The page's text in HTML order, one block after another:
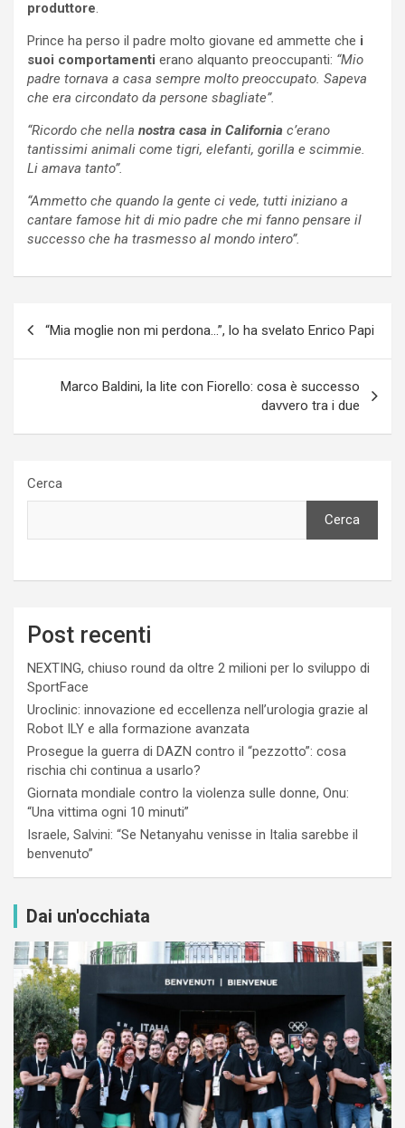
produttore.
Prince ha perso il padre molto giovane ed ammette che i
suoi comportamenti erano alquanto preoccupanti: “Mio
padre tornava a casa sempre molto preoccupato. Sapeva
che era circondato da persone sbagliate”.
“Ricordo che nella nostra casa in California c’erano
tantissimi animali come tigri, elefanti, gorilla e scimmie.
Li amava tanto”.
“Ammetto che quando la gente ci vede, tutti iniziano a
cantare famose hit di mio padre che mi fanno pensare il
successo che ha trasmesso al mondo intero”.
“Mia moglie non mi perdona…”, lo ha svelato Enrico Papi
Marco Baldini, la lite con Fiorello: cosa è successo
davvero tra i due
Cerca
Cerca
Post recenti
NEXTING, chiuso round da oltre 2 milioni per lo sviluppo di
SportFace
Uroclinic: innovazione ed eccellenza nell’urologia grazie al
Robot ILY e alla formazione avanzata
Prosegue la guerra di DAZN contro il “pezzotto”: cosa
rischia chi continua a usarlo?
Giornata mondiale contro la violenza sulle donne, Onu:
“Una vittima ogni 10 minuti”
Israele, Salvini: “Se Netanyahu venisse in Italia sarebbe il
benvenuto”
Dai un'occhiata